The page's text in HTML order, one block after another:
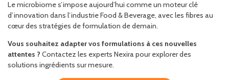
Le microbiome s’impose aujourd’hui comme un moteur clé
d’innovation dans l’industrie Food & Beverage, avec les fibres au
cœur des stratégies de formulation de demain.
Vous souhaitez adapter vos formulations à ces nouvelles
attentes ? Contactez les experts Nexira pour explorer des
solutions ingrédients sur mesure.